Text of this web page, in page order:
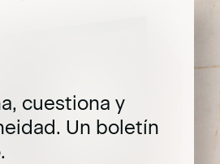
cuestiona y
Un boletín